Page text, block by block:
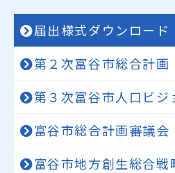
届出様式ダウンロード
第２次富谷市総合計画
第３次富谷市人口ビジ
富谷市総合計画審議会
富谷市地方創生総合戦